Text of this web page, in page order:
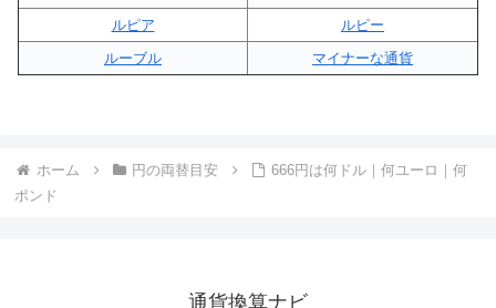
ルピア
ルピー
ルーブル
マイナーな通貨
ホーム 円の両替目安
666円は何ドル｜何ユーロ｜何
ポンド
通貨換算ナビ